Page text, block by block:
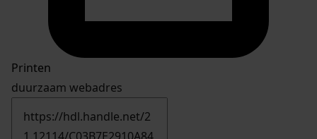
Printen
duurzaam webadres